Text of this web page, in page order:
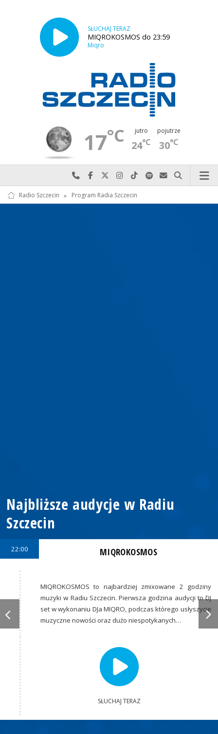
SŁUCHAJ TERAZ
MIQROKOSMOS do 23:59
Miqro
17°C jutro
24°C
pojutrze
30°C
Najlepiej po prostu do nas zadzwoń
Odwiedź nas na Facebook-u
Odwiedź nas na X
Odwiedź nas na Instagram-ie
Odwiedź nas na TikTok-u
Szukaj nas na Spotify
Wyślij do nas
Szukaj
Radio Szczecin » Program Radia Szczecin
Najbliższe audycje w Radiu
Szczecin
22:00 MIQROKOSMOS
MIQROKOSMOS to najbardziej zmixowane 2 godziny
muzyki w Radiu Szczecin. Pierwsza godzina audycji to DJ
set w wykonaniu DJa MIQRO, podczas którego usłyszycie
muzyczne nowości oraz dużo niespotykanych…
SŁUCHAJ TERAZ